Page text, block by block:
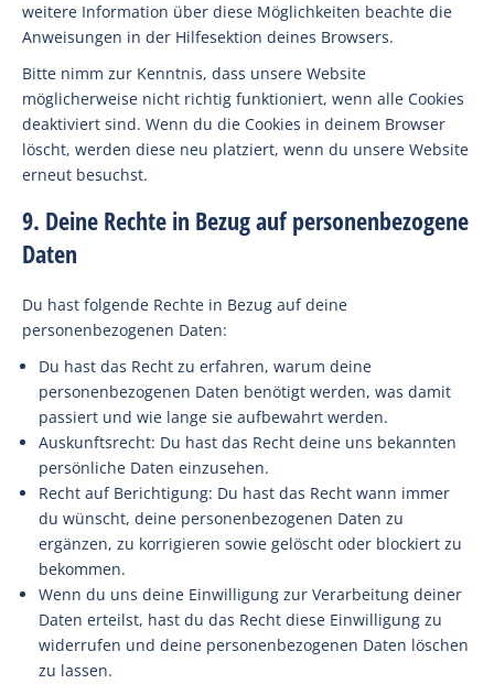
weitere Information über diese Möglichkeiten beachte die
Anweisungen in der Hilfesektion deines Browsers.
Bitte nimm zur Kenntnis, dass unsere Website
möglicherweise nicht richtig funktioniert, wenn alle Cookies
deaktiviert sind. Wenn du die Cookies in deinem Browser
löscht, werden diese neu platziert, wenn du unsere Website
erneut besuchst.
9. Deine Rechte in Bezug auf personenbezogene
Daten
Du hast folgende Rechte in Bezug auf deine
personenbezogenen Daten:
Du hast das Recht zu erfahren, warum deine
personenbezogenen Daten benötigt werden, was damit
passiert und wie lange sie aufbewahrt werden.
Auskunftsrecht: Du hast das Recht deine uns bekannten
persönliche Daten einzusehen.
Recht auf Berichtigung: Du hast das Recht wann immer
du wünscht, deine personenbezogenen Daten zu
ergänzen, zu korrigieren sowie gelöscht oder blockiert zu
bekommen.
Wenn du uns deine Einwilligung zur Verarbeitung deiner
Daten erteilst, hast du das Recht diese Einwilligung zu
widerrufen und deine personenbezogenen Daten löschen
zu lassen.